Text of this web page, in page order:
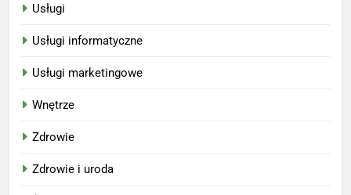
Usługi
Usługi informatyczne
Usługi marketingowe
Wnętrze
Zdrowie
Zdrowie i uroda